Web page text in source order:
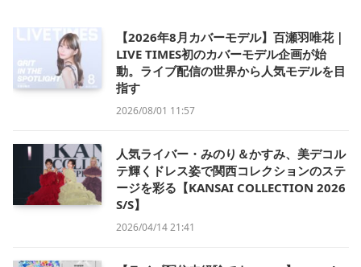
【2026年8月カバーモデル】百瀬羽唯花｜
LIVE TIMES初のカバーモデル企画が始
動。ライブ配信の世界から人気モデルを目
指す
2026/08/01 11:57
人気ライバー・みのり＆かすみ、美デコル
テ輝くドレス姿で関西コレクションのステ
ージを彩る【KANSAI COLLECTION 2026
S/S】
2026/04/14 21:41